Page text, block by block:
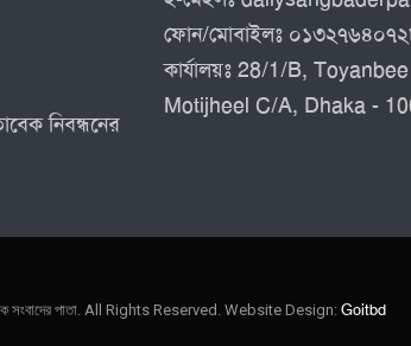
নিবন্ধনের
ফোন/মোবাইলঃ
কার্যালয়ঃ 28/1/B,
Motijheel C/A, Dhaka -
সংবাদের পাতা. All Rights Reserved. Website Design: Goitbd